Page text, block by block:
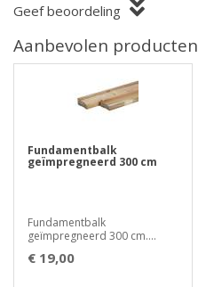
Geef beoordeling
Aanbevolen producten
Fundamentbalk
geïmpregneerd 300 cm
Fundamentbalk
geïmpregneerd 300 cm....
€ 19,00